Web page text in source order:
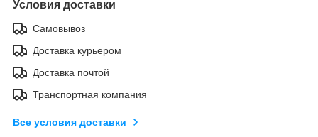
Условия доставки
Самовывоз
Доставка курьером
Доставка почтой
Транспортная компания
Все условия доставки